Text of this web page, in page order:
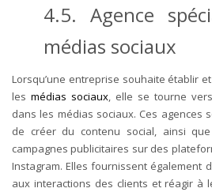
4.5. Agence
médias sociaux
Lorsqu’une entreprise souhaite établir
les médias sociaux, elle se tourne
dans les médias sociaux. Ces agences
de créer du contenu social, ainsi
campagnes publicitaires sur des
Instagram. Elles fournissent également
aux interactions des clients et réagir à